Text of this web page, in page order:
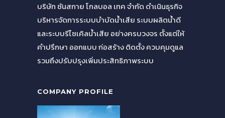
บริษัท ซันสกาย โกลบอล เทค จำกัด ดำเนินธุรกิจ
บริหารจัดการระบบบำบัดน้ำเสีย ระบบผลิตน้ำดี
และระบบรีไซเคิลน้ำเสีย อย่างครบวงจร ตั้งแต่ให้
คำปรึกษา ออกแบบ ก่อสร้าง ติดตั้ง ควบคุมดูแล
รวมถึงปรับปรุงเพิ่มประสิทธิภาพระบบ
COMPANY PROFILE